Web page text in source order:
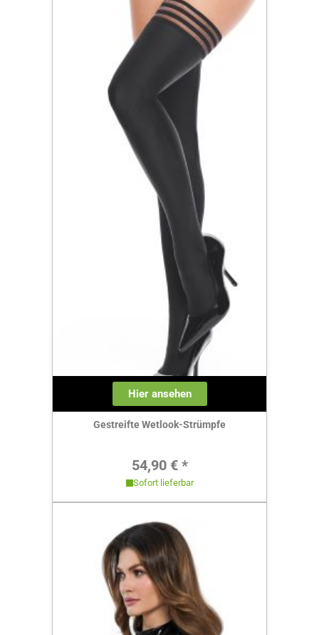
Hier ansehen
Gestreifte Wetlook-Strümpfe
Regulärer Preis:
54,90 € *
Sofort lieferbar